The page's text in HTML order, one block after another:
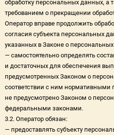
обработку персональных данных, а
требованием о прекращении
Оператор вправе продолжить
согласия субъекта персональных
указанных в Законе о
— самостоятельно определять
и достаточных для обеспечения
предусмотренных Законом о
соответствии с ним
не предусмотрено Законом о
федеральными законами.
3.2. Оператор обязан:
— предоставлять субъекту